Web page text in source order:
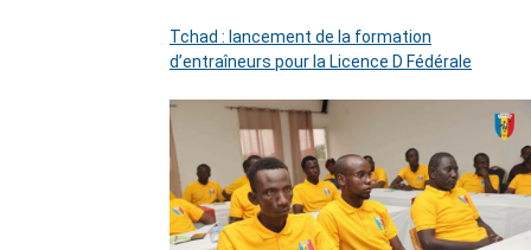
Tchad : lancement de la formation
d’entraîneurs pour la Licence D Fédérale